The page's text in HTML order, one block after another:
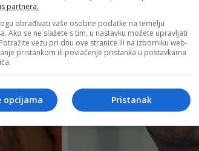
partnera.
obrađivati vaše osobne podatke na temelju
Ako se ne slažete s tim, u nastavku možete upravljati
vezu pri dnu ove stranice ili na izborniku web-
pristankom ili povlačenje pristanka u postavkama
Pristanak
opcijama